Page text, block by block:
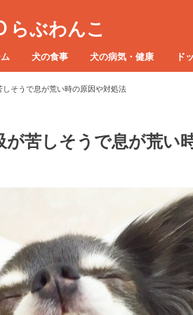
らぶわんこ
犬の食事 犬の病気・健康 ド
そうで息が荒い時の原因や対処法
苦しそうで息が荒い